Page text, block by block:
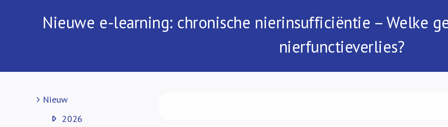
Nieuwe e-learning: chronische nierinsufficiëntie – Welke
nierfunctieverlies?
Nieuw
2026